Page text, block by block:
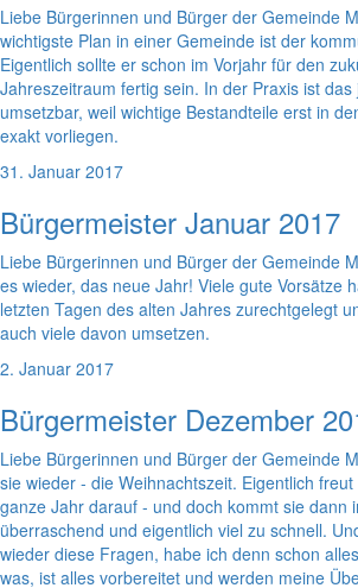
Liebe Bürgerinnen und Bürger der Gemeinde
wichtigste Plan in einer Gemeinde ist der
Eigentlich sollte er schon im Vorjahr für den
Jahreszeitraum fertig sein. In der Praxis ist
umsetzbar, weil wichtige Bestandteile erst in
exakt vorliegen.
31. Januar 2017
Bürgermeister Januar 2017
Liebe Bürgerinnen und Bürger der Gemeinde
es wieder, das neue Jahr! Viele gute Vorsätze
letzten Tagen des alten Jahres zurechtgelegt
auch viele davon umsetzen.
2. Januar 2017
Bürgermeister Dezember
Liebe Bürgerinnen und Bürger der Gemeinde
sie wieder - die Weihnachtszeit. Eigentlich
ganze Jahr darauf - und doch kommt sie dann
überraschend und eigentlich viel zu schnell.
wieder diese Fragen, habe ich denn schon
was, ist alles vorbereitet und werden meine